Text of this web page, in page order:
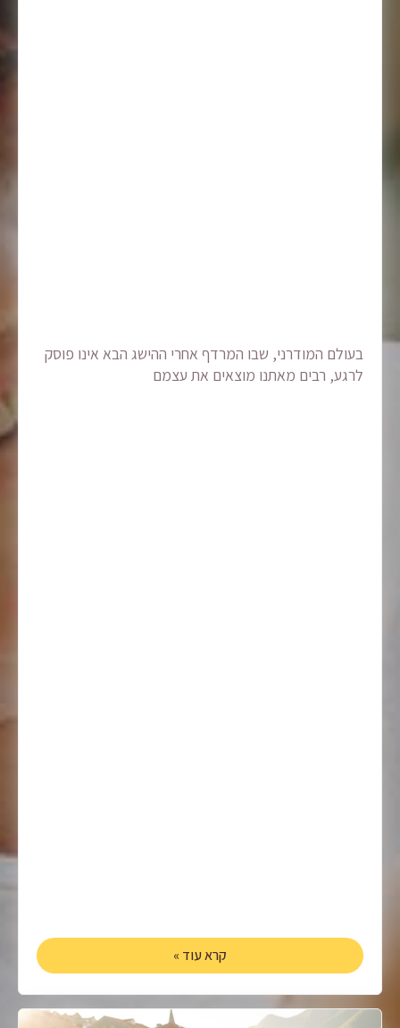
בעולם המודרני, שבו המרדף אחרי ההישג הבא אינו פוסק
לרגע, רבים מאתנו מוצאים את עצמם
קרא עוד »